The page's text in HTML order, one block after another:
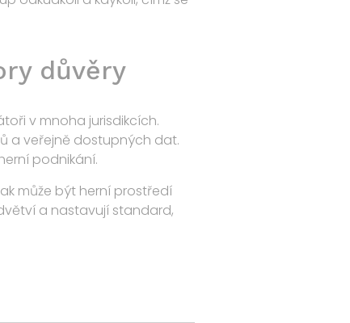
důvěry
v mnoha jurisdikcích.
a veřejně dostupných dat.
podnikání.
může být herní prostředí
a nastavují standard,